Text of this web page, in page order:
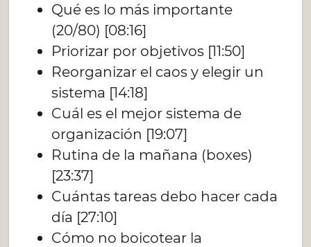
Qué es lo más importante
(20/80) [08:16]
Priorizar por objetivos [11:50]
Reorganizar el caos y elegir un
sistema [14:18]
Cuál es el mejor sistema de
organización [19:07]
Rutina de la mañana (boxes)
[23:37]
Cuántas tareas debo hacer cada
día [27:10]
Cómo no boicotear la